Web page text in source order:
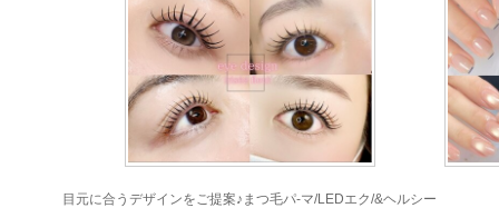
目元に合うデザインをご提案♪まつ毛パ-マ/LEDエク/&ヘルシー